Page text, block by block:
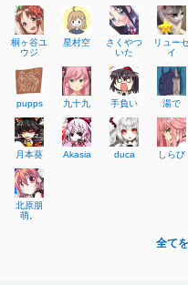
桐ヶ谷ユ
ウジ
星村空
さくやつ
いた
リューセ
イ
pupps 九十九 手負い 湯で
月本葵 Akasia duca しらび
北原朋
萌。
全て